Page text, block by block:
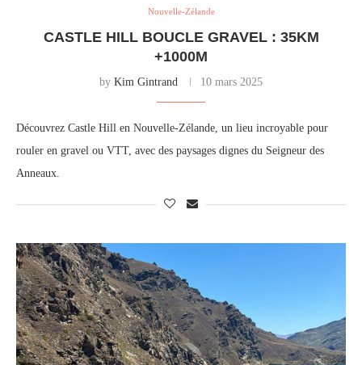
Nouvelle-Zélande
CASTLE HILL BOUCLE GRAVEL : 35KM
+1000M
by Kim Gintrand 10 mars 2025
Découvrez Castle Hill en Nouvelle-Zélande, un lieu incroyable pour
rouler en gravel ou VTT, avec des paysages dignes du Seigneur des
Anneaux.